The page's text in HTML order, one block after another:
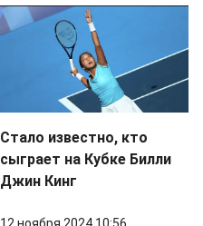
Стало известно, кто
сыграет на Кубке Билли
Джин Кинг
12 ноября 2024 10:56